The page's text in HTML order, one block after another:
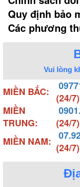
Quy định bảo
Các phương
Vui lòng
MIỀN BẮC: (24/7)
MIỀN
TRUNG:
(24/7)
MIỀN NAM: (24/7)